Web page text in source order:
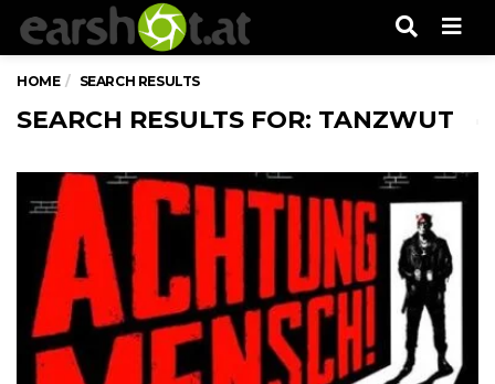
HOME SEARCH RESULTS
SEARCH RESULTS FOR: TANZWUT